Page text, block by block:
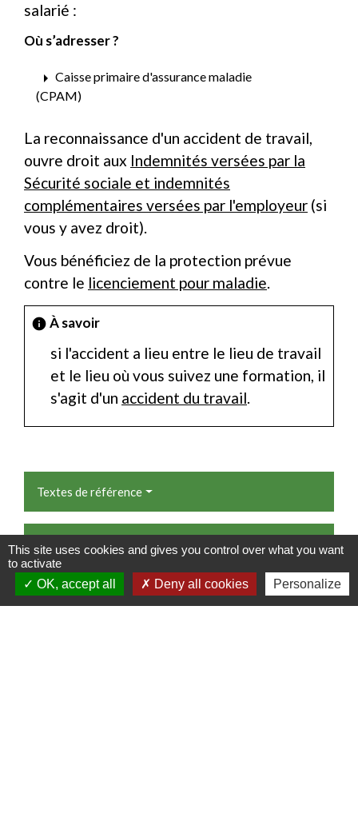
salarié :
Où s’adresser ?
arrow_right Caisse primaire d'assurance maladie
(CPAM)
La reconnaissance d'un accident de travail,
ouvre droit aux Indemnités versées par la
Sécurité sociale et indemnités
complémentaires versées par l'employeur (si
vous y avez droit).
Vous bénéficiez de la protection prévue
contre le licenciement pour maladie.
info À savoir
si l'accident a lieu entre le lieu de travail
et le lieu où vous suivez une formation, il
s'agit d'un accident du travail.
Textes de référence
Questions ? Réponses !
Qu'est-ce qu'un accident du travail ?
Qu'est-ce qu'une maladie professionnelle ?
This site uses cookies and gives you control over what you want
to activate
OK, accept all
Deny all cookies Personalize